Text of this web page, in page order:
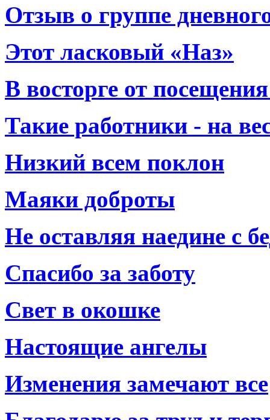
Отзыв о группе
Этот ласковый «Наз»
В восторге от
Такие работники - на
Низкий всем поклон
Маяки доброты
Не оставляя наедине с
Спасибо за заботу
Свет в окошке
Настоящие ангелы
Изменения замечают все